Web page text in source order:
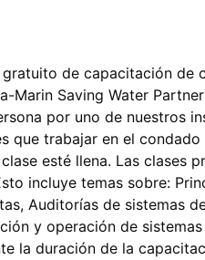
gratuito de capacitación
Marin Saving Water
por uno de nuestros
que trabajar en el
esté llena. Las clases
incluye temas sobre:
Auditorías de sistemas
y operación de
la duración de la